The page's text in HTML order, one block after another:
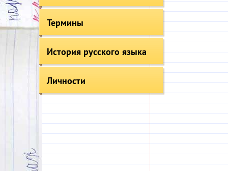
Термины
История русского языка
Личности